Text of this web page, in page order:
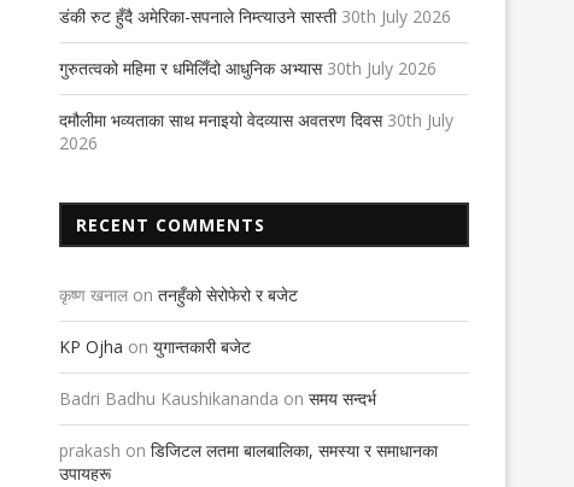
२४ घण्टामा थपिए एकहजार २२८
3rd September 2020
डंकी रुट हुँदै अमेरिका-सपनाले निम्त्याउने सास्ती 30th July 2026
गुरुतत्वको महिमा र धमिलिँदो आधुनिक अभ्यास 30th July 2026
दमौलीमा भव्यताका साथ मनाइयो वेदव्यास अवतरण दिवस 30th July
2026
RECENT COMMENTS
कृष्ण खनाल on तनहुँको सेरोफेरो र बजेट
KP Ojha on युगान्तकारी बजेट
Badri Badhu Kaushikananda on समय सन्दर्भ
prakash on डिजिटल लतमा बालबालिका, समस्या र समाधानका
उपायहरू